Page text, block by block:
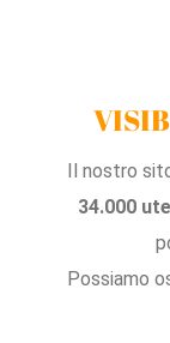
Il nostro
34.000
Possiamo